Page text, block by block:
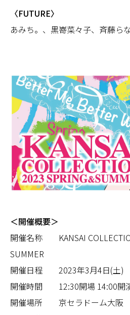
〈FUTURE〉
あみち。、黒嵜菜々子、斉藤ら
＜開催概要＞
開催名称 KANSAI
SUMMER
開催日程 2023年3月4日(土)
開催時間 12:30開場 14:00開演
開催場所 京セラドーム大阪